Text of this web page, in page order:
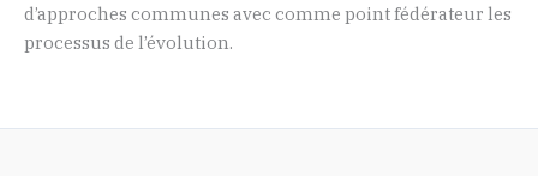
d’approches communes avec comme point fédérateur les
processus de l’évolution.